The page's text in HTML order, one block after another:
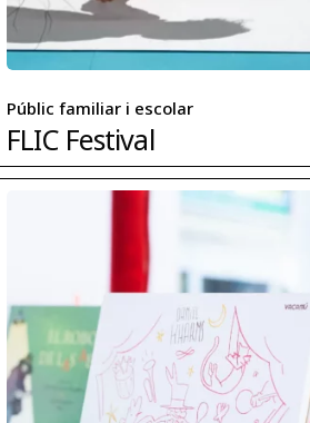
Públic familiar i escolar
FLIC Festival